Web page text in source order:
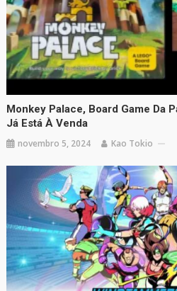
Monkey Palace, Board Game Da
Já Está À Venda
novembro 5, 2024 Kao Tokio